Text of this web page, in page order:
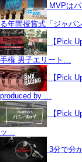
MVPは
る年間授賞式「ジャパ
【Pick
手権 男子エリート…
【Pick
produced by …
【Pick
ッ…
3分で分